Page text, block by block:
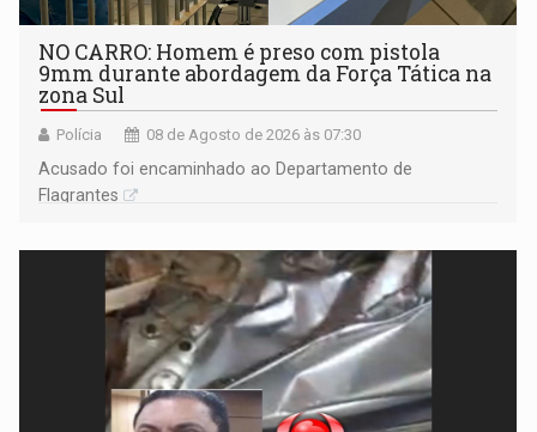
NO CARRO: Homem é preso com pistola
9mm durante abordagem da Força Tática na
zona Sul
Polícia 08 de Agosto de 2026 às 07:30
Acusado foi encaminhado ao Departamento de
Flagrantes